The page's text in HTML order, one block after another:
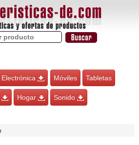
Electrónica Móviles Tabletas
Hogar Sonido